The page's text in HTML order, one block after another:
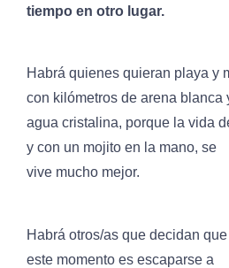
tiempo en otro lugar.
Habrá quienes quieran playa y
con kilómetros de arena blanca
agua cristalina, porque la vida
y con un mojito en la mano, se
vive mucho mejor.
Habrá otros/as que decidan
este momento es escaparse a